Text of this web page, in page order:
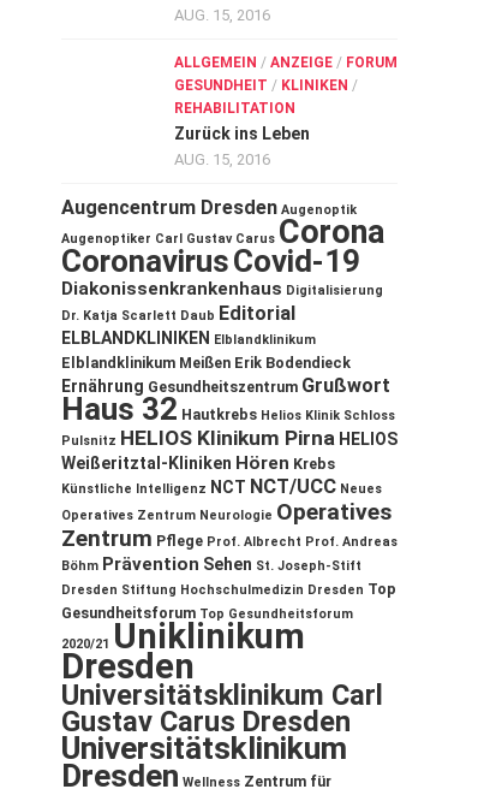
AUG. 15, 2016
ALLGEMEIN / ANZEIGE / FORUM
GESUNDHEIT / KLINIKEN /
REHABILITATION
Zurück ins Leben
AUG. 15, 2016
Augencentrum Dresden Augenoptik
Augenoptiker Carl Gustav Carus Corona
CoronavirusCovid-19
Diakonissenkrankenhaus Digitalisierung
Dr. Katja Scarlett Daub Editorial
ELBLANDKLINIKEN Elblandklinikum
Elblandklinikum Meißen Erik Bodendieck
Ernährung Gesundheitszentrum Grußwort
Haus 32 Hautkrebs Helios Klinik Schloss
Pulsnitz HELIOS Klinikum Pirna HELIOS
Weißeritztal-Kliniken Hören Krebs
Künstliche Intelligenz NCT NCT/UCC Neues
Operatives Zentrum Neurologie Operatives
Zentrum Pflege Prof. Albrecht Prof. Andreas
Böhm Prävention Sehen St. Joseph-Stift
Dresden Stiftung Hochschulmedizin Dresden Top
Gesundheitsforum Top Gesundheitsforum
2020/21 Uniklinikum
Dresden
Universitätsklinikum Carl
Gustav Carus Dresden
Universitätsklinikum
Dresden Wellness Zentrum für